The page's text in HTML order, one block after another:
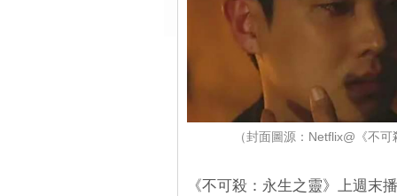
（封面圖源：Netflix@《不
《不可殺：永生之靈》上週末